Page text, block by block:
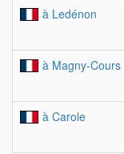
à Ledénon
à Magny-Cours
à Carole